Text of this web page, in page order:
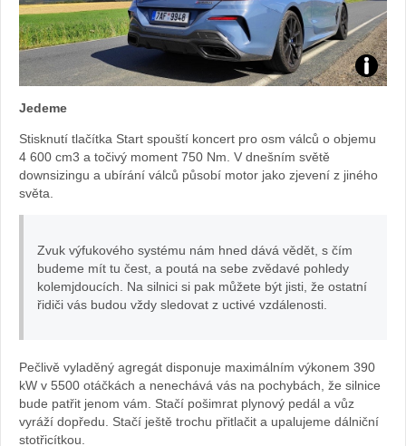
Foto:
Jedeme
Stisknutí tlačítka Start spouští koncert pro osm válců o objemu
4 600 cm3 a točivý moment 750 Nm. V dnešním světě
downsizingu a ubírání válců působí motor jako zjevení z jiného
světa.
Zvuk výfukového systému nám hned dává vědět, s čím
budeme mít tu čest, a poutá na sebe zvědavé pohledy
kolemjdoucích. Na silnici si pak můžete být jisti, že ostatní
řidiči vás budou vždy sledovat z uctivé vzdálenosti.
Pečlivě vyladěný agregát disponuje maximálním výkonem 390
kW v 5500 otáčkách a nenechává vás na pochybách, že silnice
bude patřit jenom vám. Stačí pošimrat plynový pedál a vůz
vyráží dopředu. Stačí ještě trochu přitlačit a upalujeme dálniční
stotřicítkou.